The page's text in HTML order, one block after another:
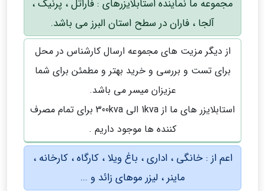
مجموعه ما نماینده استابلایزرهای : فاراتل ، پرنیک ،
آلجا ، فاران در سطح استان البرز می باشد.
از دیگر مزیت های مجموعه ارسال کارشناس در محل
برای تست و بررسی و خرید بهتر و مطمئن برای شما
عزیزان میسر می باشد.
استابلایزر های ما از 1kva الی 300kva برای تمام مصرف
کننده ها موجود داریم .
اعم از : خانگی ، اداری ، باغ ویلا ، کارگاه ، کارخانه ،
ماینر ، لیزر موهای زائد و ...